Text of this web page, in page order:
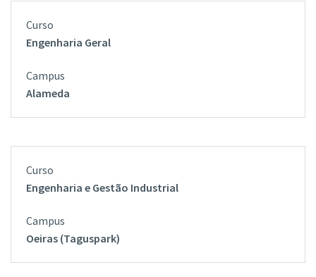
Engenharia Geral
Alameda
Engenharia e Gestão Industrial
Oeiras (Taguspark)